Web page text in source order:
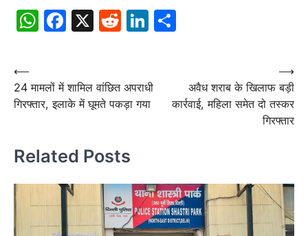
WhatsApp
Facebook
X RedditLinkedIn
Post
navigation
⟵
24 मामलों में शामिल वांछित अपराधी
गिरफ्तार, इलाके में घूमते पकड़ा गया
अवैध शराब के खिलाफ बड़ी
कार्रवाई, महिला समेत दो तस्कर
गिरफ्तार
⟶
Related Posts